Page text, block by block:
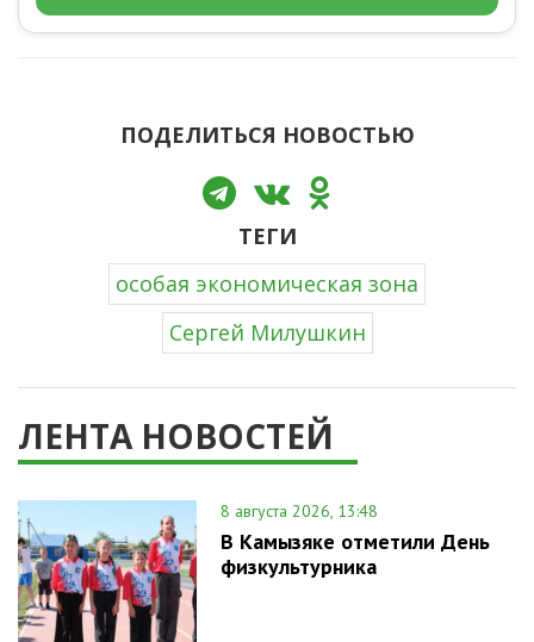
ПОДЕЛИТЬСЯ НОВОСТЬЮ
ТЕГИ
особая экономическая зона
Сергей Милушкин
ЛЕНТА НОВОСТЕЙ
8 августа 2026, 13:48
В Камызяке отметили День
физкультурника